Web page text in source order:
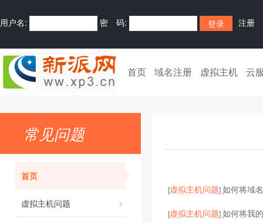
用户名: 密 码: 注册
首页 域名注册 虚拟主机 云
常见问题
首页
虚拟主机问题
[虚拟主机问题]如何将域
[虚拟主机问题]如何将我